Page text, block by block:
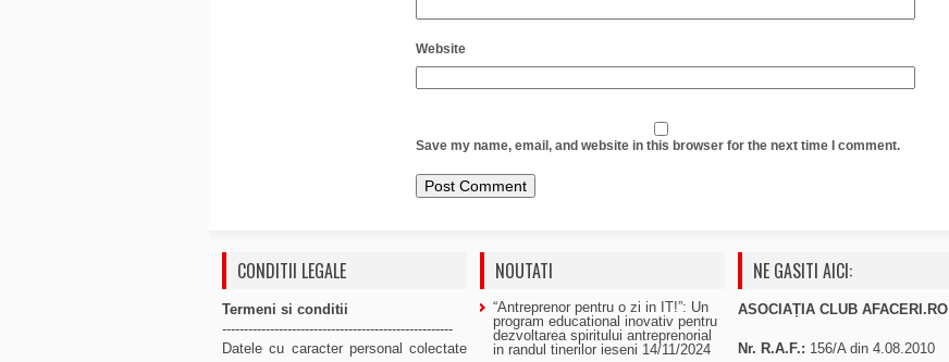
Website
Save my name, email, and website in this browser for the next time I comment.
CONDITII LEGALE
Termeni si conditii
-----------------------------------------------------
Datele cu caracter personal colectate
NOUTATI
“Antreprenor pentru o zi in IT!”: Un
program educational inovativ pentru
dezvoltarea spiritului antreprenorial
in randul tinerilor ieseni 14/11/2024
NE GASITI AICI:
ASOCIAȚIA CLUB AFACERI.RO
Nr. R.A.F.: 156/A din 4.08.2010